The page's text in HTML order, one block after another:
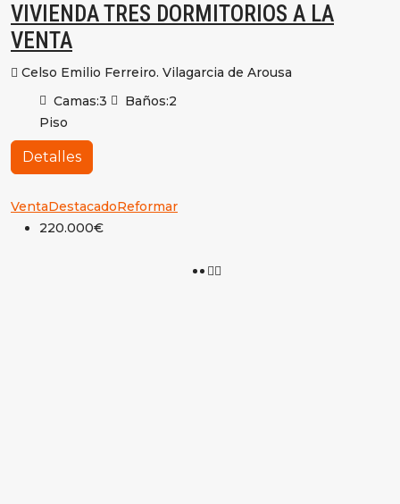
VIVIENDA TRES DORMITORIOS A LA
VENTA
Celso Emilio Ferreiro. Vilagarcia de Arousa
Camas:3 Baños:2
Piso
Detalles
VentaDestacadoReformar
220.000€